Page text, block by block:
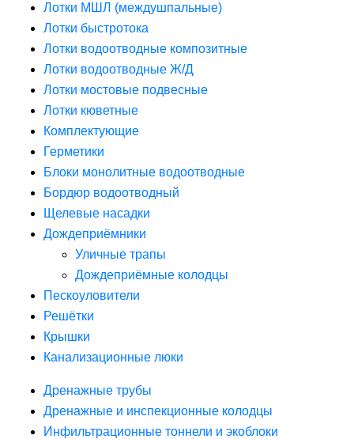
Лотки МШЛ (междушпальные)
Лотки быстротока
Лотки водоотводные композитные
Лотки водоотводные Ж/Д
Лотки мостовые подвесные
Лотки кюветные
Комплектующие
Герметики
Блоки монолитные водоотводные
Бордюр водоотводный
Щелевые насадки
Дождеприёмники
Уличные трапы
Дождеприёмные колодцы
Пескоуловители
Решётки
Крышки
Канализационные люки
Дренажные трубы
Дренажные и инспекционные колодцы
Инфильтрационные тоннели и экоблоки